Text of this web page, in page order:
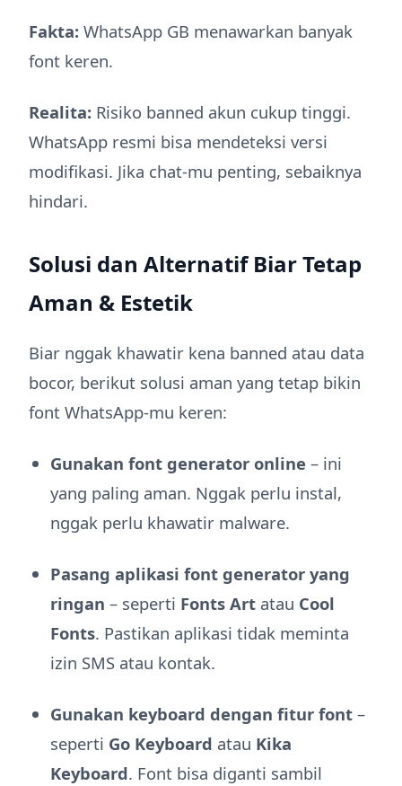
Fakta: WhatsApp GB menawarkan banyak
font keren.
Realita: Risiko banned akun cukup tinggi.
WhatsApp resmi bisa mendeteksi versi
modifikasi. Jika chat-mu penting, sebaiknya
hindari.
Solusi dan Alternatif Biar Tetap
Aman & Estetik
Biar nggak khawatir kena banned atau data
bocor, berikut solusi aman yang tetap bikin
font WhatsApp-mu keren:
Gunakan font generator online – ini
yang paling aman. Nggak perlu instal,
nggak perlu khawatir malware.
Pasang aplikasi font generator yang
ringan – seperti Fonts Art atau Cool
Fonts. Pastikan aplikasi tidak meminta
izin SMS atau kontak.
Gunakan keyboard dengan fitur font –
seperti Go Keyboard atau Kika
Keyboard. Font bisa diganti sambil